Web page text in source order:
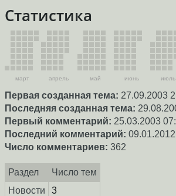
Статистика
март апрель май июнь июль
Первая созданная тема: 27.09.2003
Последняя созданная тема:
Первый комментарий: 25.03.2003
Последний комментарий:
Число комментариев: 362
Раздел
Число тем
Новости
3